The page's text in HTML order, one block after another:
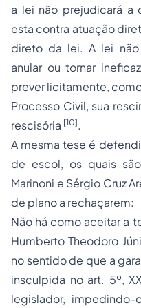
a lei não prejudicará a
esta contra atuação
direto da lei. A lei
anular ou tornar
prever licitamente,
Processo Civil, sua
rescisória [10].
A mesma tese é
de escol, os quais
Marinoni e Sérgio Cruz
de plano a rechaçarem:
Não há como aceitar a
Humberto Theodoro
no sentido de que a
insculpida no art. 5º,
legislador,